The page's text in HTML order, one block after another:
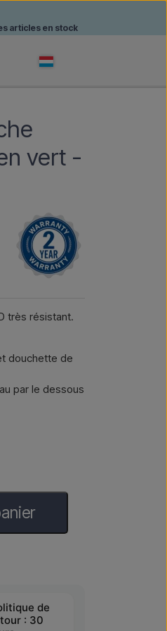
articles en stock
vert -
très résistant.
douchette de
par le dessous
de
: 30